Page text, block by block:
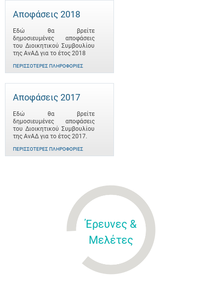
Αποφάσεις 2018
Εδώ θα βρείτε
δημοσιευμένες αποφάσεις
του Διοικητικού Συμβουλίου
της ΑνΑΔ για το έτος 2018
ΠΕΡΙΣΣΌΤΕΡΕΣ ΠΛΗΡΟΦΟΡΊΕΣ
Αποφάσεις 2017
Εδώ θα βρείτε
δημοσιευμένες αποφάσεις
του Διοικητικού Συμβουλίου
της ΑνΑΔ για το έτος 2017.
ΠΕΡΙΣΣΌΤΕΡΕΣ ΠΛΗΡΟΦΟΡΊΕΣ
Έρευνες &
Μελέτες